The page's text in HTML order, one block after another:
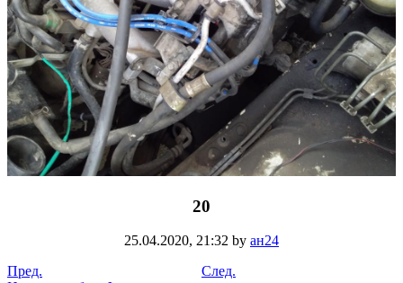
20
25.04.2020, 21:32 by ан24
Пред.
След.